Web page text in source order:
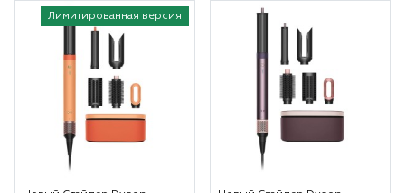
Лимитированная версия